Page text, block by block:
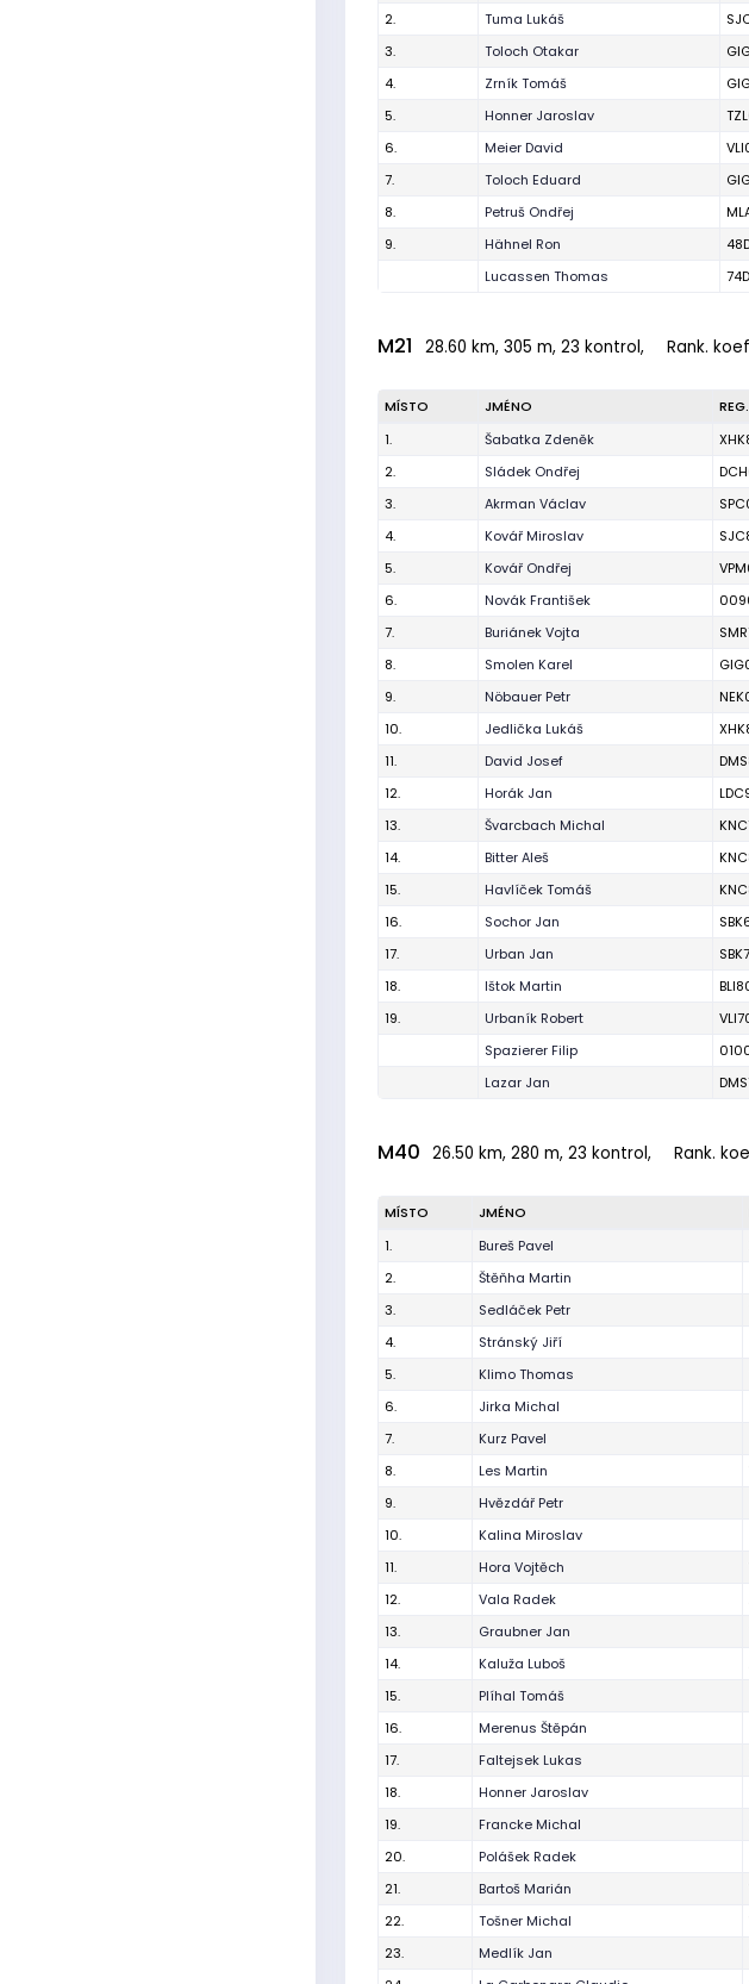
2.
Tuma Lukáš
3.
Toloch Otakar
4.
Zrník Tomáš
5.
Honner Jaroslav
6.
Meier David
7.
Toloch Eduard
8.
Petruš Ondřej
9.
Hähnel Ron
Lucassen Thomas
M21 28.60 km, 305 m, 23 kontrol, Rank.
MÍSTO JMÉNO
1.
Šabatka Zdeněk
2.
Sládek Ondřej
3.
Akrman Václav
4.
Kovář Miroslav
5.
Kovář Ondřej
6.
Novák František
7.
Buriánek Vojta
8.
Smolen Karel
9.
Nöbauer Petr
10.
Jedlička Lukáš
11.
David Josef
12.
Horák Jan
13.
Švarcbach Michal
14.
Bitter Aleš
15.
Havlíček Tomáš
16.
Sochor Jan
17.
Urban Jan
18.
Ištok Martin
19.
Urbaník Robert
Spazierer Filip
Lazar Jan
M40 26.50 km, 280 m, 23 kontrol, Rank.
MÍSTO JMÉNO
1.
Bureš Pavel
2.
Štěňha Martin
3.
Sedláček Petr
4.
Stránský Jiří
5.
Klimo Thomas
6.
Jirka Michal
7.
Kurz Pavel
8.
Les Martin
9.
Hvězdář Petr
10.
Kalina Miroslav
11.
Hora Vojtěch
12.
Vala Radek
13.
Graubner Jan
14.
Kaluža Luboš
15.
Plíhal Tomáš
16.
Merenus Štěpán
17.
Faltejsek Lukas
18.
Honner Jaroslav
19.
Francke Michal
20.
Polášek Radek
21.
Bartoš Marián
22.
Tošner Michal
23.
Medlík Jan